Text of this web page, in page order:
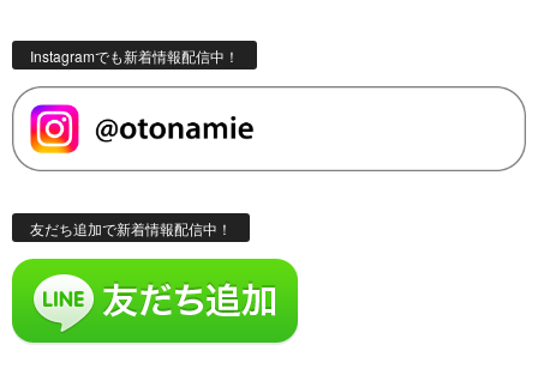
Instagramでも新着情報配信中！
友だち追加で新着情報配信中！